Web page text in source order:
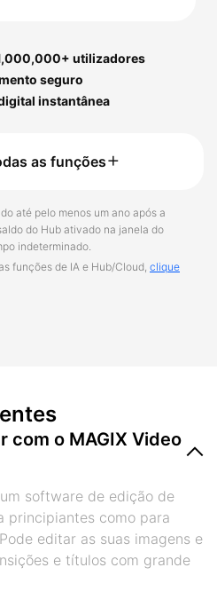
utilizadores
seguro
instantânea
as funções
até pelo menos um ano após a
do Hub ativado na janela do
indeterminado.
funções de IA e Hub/Cloud, clique
com o MAGIX Video
software de edição de
principiantes como para
editar as suas imagens e
e títulos com grande